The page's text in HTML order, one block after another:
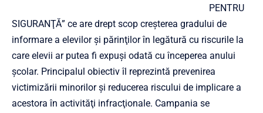
PENTRU
SIGURANŢĂ” ce are drept scop creşterea gradului de
informare a elevilor şi părinţilor în legătură cu riscurile la
care elevii ar putea fi expuşi odată cu începerea anului
şcolar. Principalul obiectiv îl reprezintă prevenirea
victimizării minorilor şi reducerea riscului de implicare a
acestora în activităţi infracţionale. Campania se